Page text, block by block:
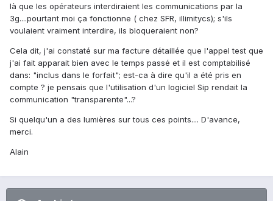
là que les opérateurs interdiraient les communications par la
3g....pourtant moi ça fonctionne ( chez SFR, illimitycs); s'ils
voulaient vraiment interdire, ils bloqueraient non?
Cela dit, j'ai constaté sur ma facture détaillée que l'appel test que
j'ai fait apparait bien avec le temps passé et il est comptabilisé
dans: "inclus dans le forfait"; est-ca à dire qu'il a été pris en
compte ? je pensais que l'utilisation d'un logiciel Sip rendait la
communication "transparente"...?
Si quelqu'un a des lumières sur tous ces points.... D'avance,
merci.
Alain